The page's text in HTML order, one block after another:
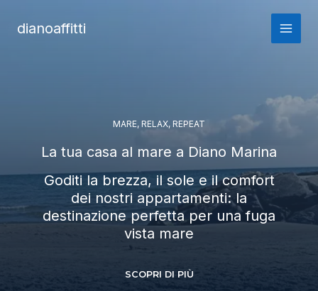
dianoaffitti
MARE, RELAX, REPEAT
La tua casa al mare a Diano Marina
Goditi la brezza, il sole e il comfort
dei nostri appartamenti: la
destinazione perfetta per una fuga
vista mare
SCOPRI DI PIÙ